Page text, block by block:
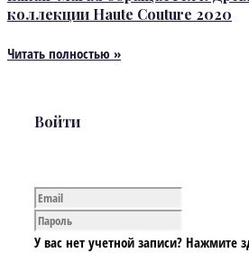
коллекции Haute Couture 2020
Читать полностью »
Войти
У вас нет учетной записи? Нажмите